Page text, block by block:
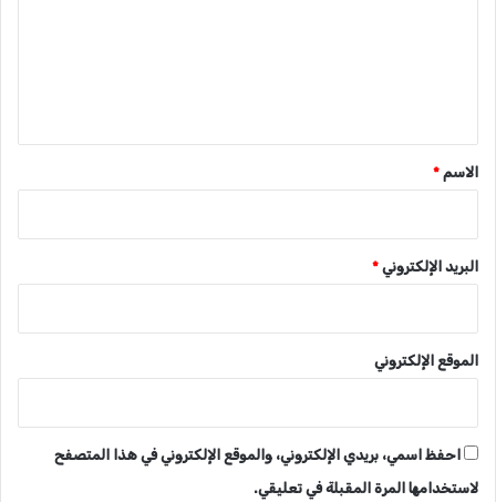
*
الاسم *
البريد الإلكتروني *
الموقع الإلكتروني
احفظ اسمي، بريدي الإلكتروني، والموقع الإلكتروني في هذا المتصفح
لاستخدامها المرة المقبلة في تعليقي.